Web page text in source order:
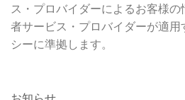
ス・プロバイダーによるお客様
者サービス・プロバイダーが適用
シーに準拠します。